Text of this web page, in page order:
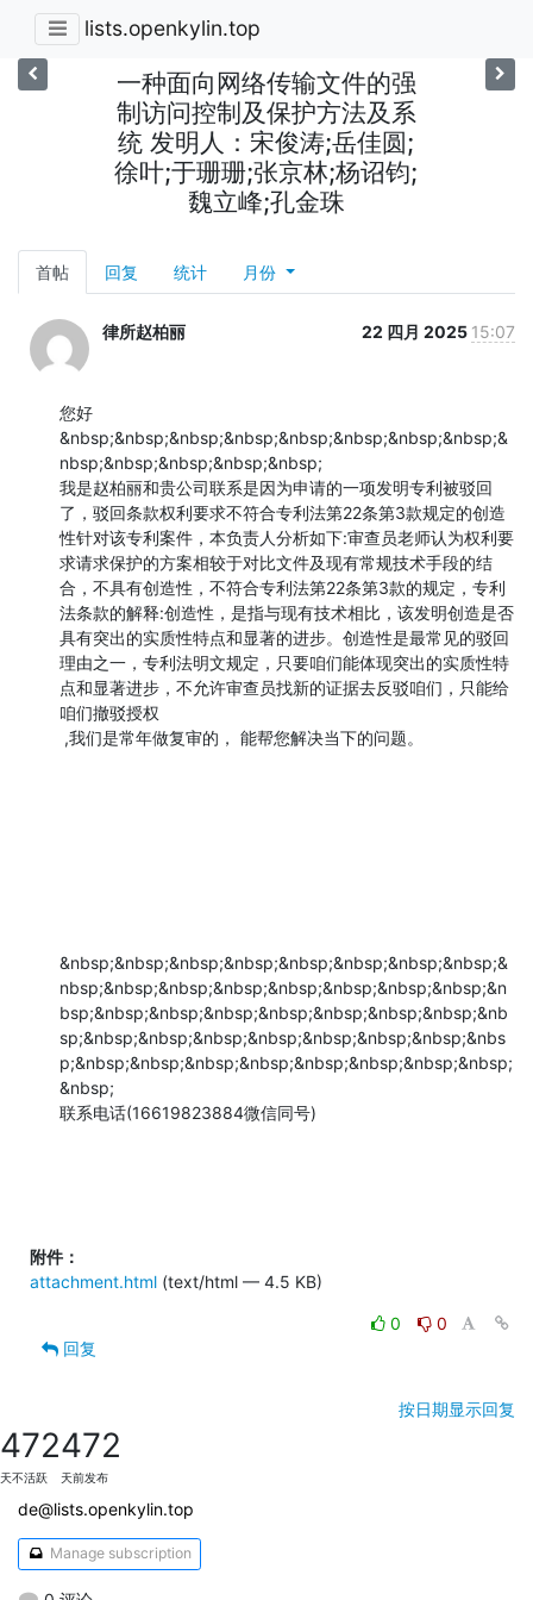
lists.openkylin.top
一种面向网络传输文件的强
制访问控制及保护方法及系
统 发明人：宋俊涛;岳佳圆;
徐叶;于珊珊;张京林;杨诏钧;
魏立峰;孔金珠
首帖 回复 统计 月份
律所赵柏丽 22 四月 2025 15:07
您好
&nbsp;&nbsp;&nbsp;&nbsp;&nbsp;&nbsp;&nbsp;&nbsp;&
nbsp;&nbsp;&nbsp;&nbsp;&nbsp;
我是赵柏丽和贵公司联系是因为申请的一项发明专利被驳回
了，驳回条款权利要求不符合专利法第22条第3款规定的创造
性针对该专利案件，本负责人分析如下:审查员老师认为权利要
求请求保护的方案相较于对比文件及现有常规技术手段的结
合，不具有创造性，不符合专利法第22条第3款的规定，专利
法条款的解释:创造性，是指与现有技术相比，该发明创造是否
具有突出的实质性特点和显著的进步。创造性是最常见的驳回
理由之一，专利法明文规定，只要咱们能体现突出的实质性特
点和显著进步，不允许审查员找新的证据去反驳咱们，只能给
咱们撤驳授权
&nbsp;&nbsp;&nbsp;&nbsp;&nbsp;&nbsp;&nbsp;&nbsp;&
nbsp;&nbsp;&nbsp;&nbsp;&nbsp;&nbsp;&nbsp;&nbsp;&n
bsp;&nbsp;&nbsp;&nbsp;&nbsp;&nbsp;&nbsp;&nbsp;&nb
sp;&nbsp;&nbsp;&nbsp;&nbsp;&nbsp;&nbsp;&nbsp;&nbs
p;&nbsp;&nbsp;&nbsp;&nbsp;&nbsp;&nbsp;&nbsp;&nbsp;
&nbsp;
联系电话(16619823884微信同号)
附件：
attachment.html (text/html — 4.5 KB)
0
0
回复
按日期显示回复
472
天不活跃
472
天前发布
de@lists.openkylin.top
Manage subscription